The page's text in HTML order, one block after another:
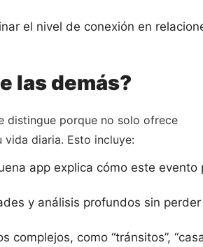
el nivel de conexión en
las demás?
distingue porque no solo ofrece
diaria. Esto incluye:
app explica cómo este evento
y análisis profundos sin perder
como “tránsitos”,